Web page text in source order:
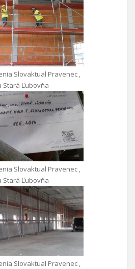
Slovaktual Pravenec ,
Stará Ľubovňa
Slovaktual Pravenec ,
Stará Ľubovňa
Slovaktual Pravenec ,